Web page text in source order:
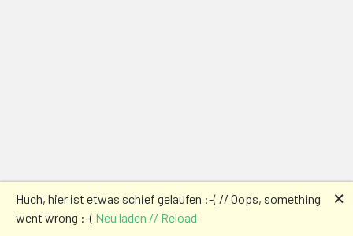
Huch, hier ist etwas schief gelaufen :-( // Oops, something
went wrong :-( Neu laden // Reload
🗙